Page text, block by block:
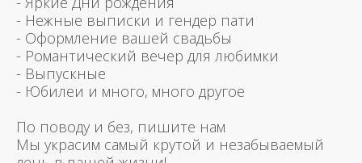
- Нежные выписки и гендер пати
- Оформление вашей свадьбы
- Романтический вечер для любимки
- Выпускные
- Юбилеи и много, много другое
По поводу и без, пишите нам
Мы украсим самый крутой и незабываемый